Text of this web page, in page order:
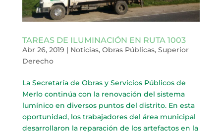
TAREAS DE ILUMINACIÓN EN RUTA 1003
Abr 26, 2019 | Noticias, Obras Públicas, Superior
Derecho
La Secretaría de Obras y Servicios Públicos de
Merlo continúa con la renovación del sistema
lumínico en diversos puntos del distrito. En esta
oportunidad, los trabajadores del área municipal
desarrollaron la reparación de los artefactos en la